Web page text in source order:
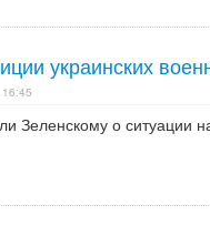
украинских
Зеленскому о ситуации